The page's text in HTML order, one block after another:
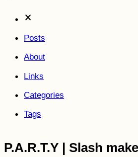
Posts
About
Links
Categories
Tags
P.A.R.T.Y | Slash